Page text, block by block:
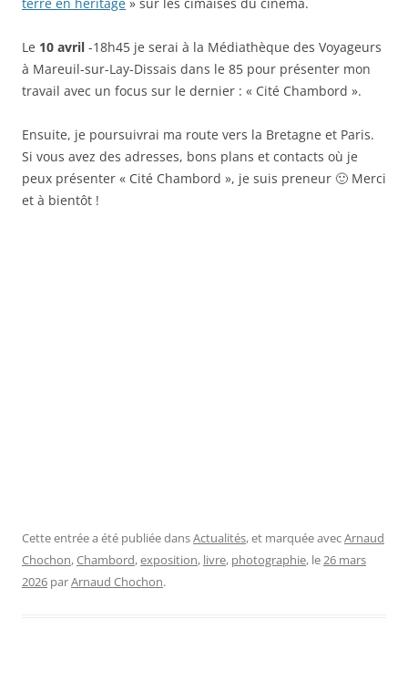
Le 10 avril -18h45 je serai à la Médiathèque des Voyageurs
à Mareuil-sur-Lay-Dissais dans le 85 pour présenter mon
travail avec un focus sur le dernier : « Cité Chambord ».
Ensuite, je poursuivrai ma route vers la Bretagne et Paris.
Si vous avez des adresses, bons plans et contacts où je
peux présenter « Cité Chambord », je suis preneur 🙂 Merci
et à bientôt !
Cette entrée a été publiée dansActualités, et marquée avecArnaud
Chochon,Chambord,exposition, livre, photographie, le26 mars
2026 parArnaud Chochon.